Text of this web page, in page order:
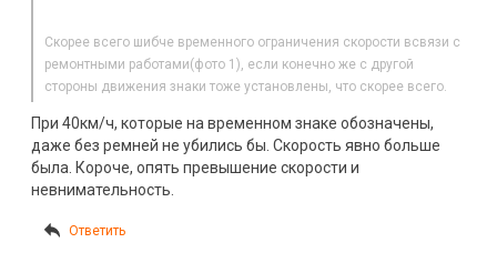
Скорее всего шибче временного ограничения скорости всвязи с
ремонтными работами(фото 1), если конечно же с другой
стороны движения знаки тоже установлены, что скорее всего.
При 40км/ч, которые на временном знаке обозначены,
даже без ремней не убились бы. Скорость явно больше
была. Короче, опять превышение скорости и
невнимательность.
Ответить